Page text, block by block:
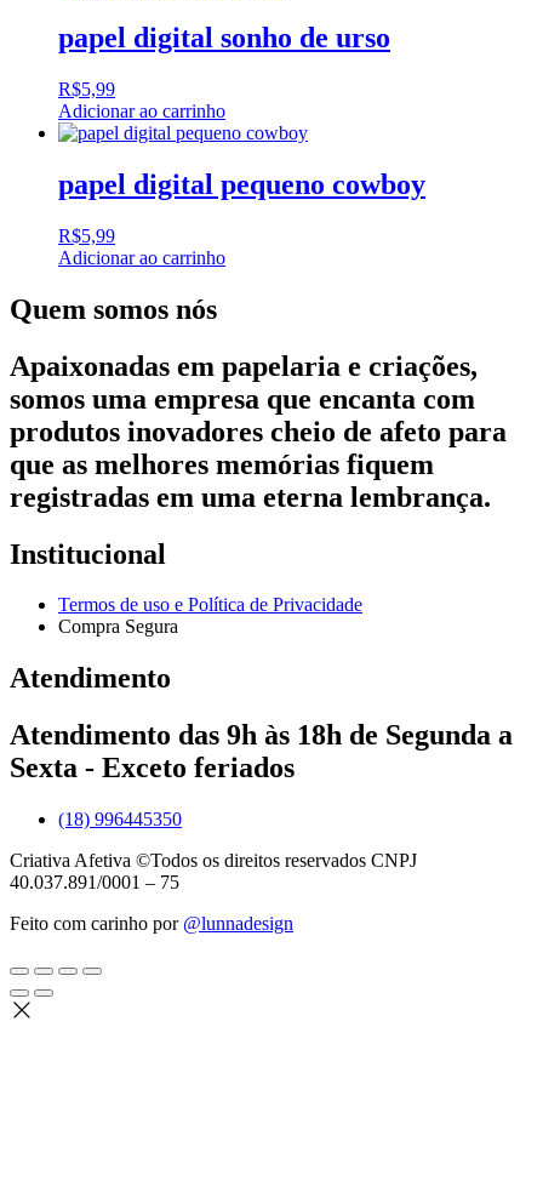
papel digital sonho de urso
R$5,99
Adicionar ao carrinho
papel digital pequeno cowboy
R$5,99
Adicionar ao carrinho
Quem somos nós
Apaixonadas em papelaria e criações,
somos uma empresa que encanta com
produtos inovadores cheio de afeto para
que as melhores memórias fiquem
registradas em uma eterna lembrança.
Institucional
Termos de uso e Política de Privacidade
Compra Segura
Atendimento
Atendimento das 9h às 18h de Segunda a
Sexta - Exceto feriados
(18) 996445350
Criativa Afetiva ©Todos os direitos reservados CNPJ
40.037.891/0001 – 75
Feito com carinho por @lunnadesign